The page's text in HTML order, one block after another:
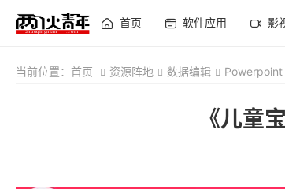
首页 软件应用 影
当前位置： 首页 资源阵地 数据编辑 Powerpoint
《儿童